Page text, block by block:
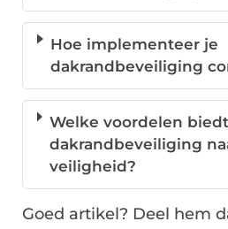
Hoe implementeer je
dakrandbeveiliging
Welke voordelen biedt
dakrandbeveiliging
veiligheid?
Goed artikel? Deel hem